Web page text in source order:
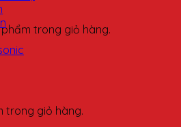
trong giỏ hàng.
trong giỏ hàng.